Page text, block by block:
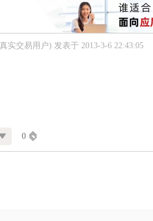
实交易用户) 发表于 2013-3-6 22:43:05
0